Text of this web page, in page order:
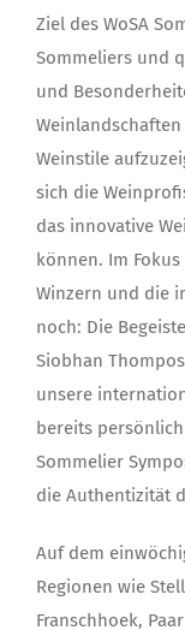
Ziel des WoSA
Sommeliers und
und
Weinstile
sich die
das innovative
können. Im
Winzern und die
noch: Die
Siobhan
unsere
bereits
Sommelier
die Authentizität
Auf dem
Regionen wie
Franschhoek,